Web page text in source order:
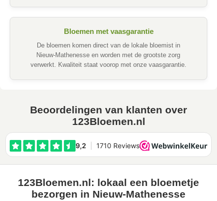
Bloemen met vaasgarantie
De bloemen komen direct van de lokale bloemist in
Nieuw-Mathenesse en worden met de grootste zorg
verwerkt. Kwaliteit staat voorop met onze vaasgarantie.
Beoordelingen van klanten over
123Bloemen.nl
123Bloemen.nl: lokaal een bloemetje
bezorgen in Nieuw-Mathenesse